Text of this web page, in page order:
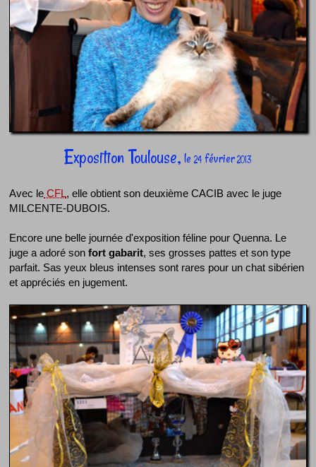
Exposition Toulouse, le24 février2013
Avec le CFL, elle obtient son deuxième CACIB avec le juge
MILCENTE-DUBOIS.
Encore une belle journée d'exposition féline pour Quenna. Le
juge a adoré sonfort gabarit, ses grosses pattes et son type
parfait. Sas yeux bleus intenses sont rares pour un chat sibérien
et appréciés en jugement.